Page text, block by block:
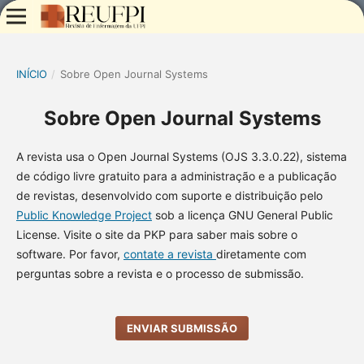
INÍCIO / Sobre Open Journal Systems
Sobre Open Journal Systems
A revista usa o Open Journal Systems (OJS 3.3.0.22), sistema
de código livre gratuito para a administração e a publicação
de revistas, desenvolvido com suporte e distribuição pelo
Public Knowledge Projectsob a licença GNU General Public
License. Visite o site da PKP para saber mais sobre o
software. Por favor, contate a revista diretamente com
perguntas sobre a revista e o processo de submissão.
ENVIAR SUBMISSÃO